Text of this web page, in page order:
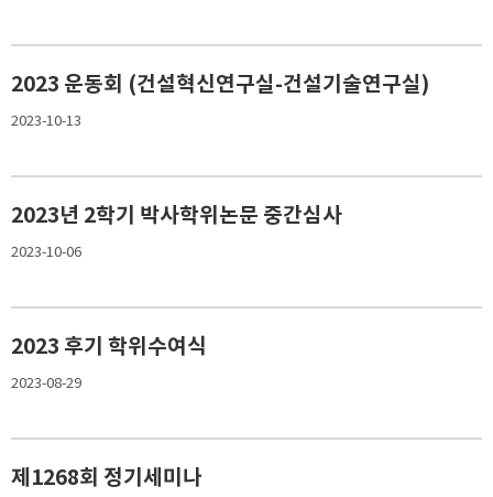
2023 운동회 (건설혁신연구실-건설기술연구실)
2023-10-13
2023년 2학기 박사학위논문 중간심사
2023-10-06
2023 후기 학위수여식
2023-08-29
제1268회 정기세미나